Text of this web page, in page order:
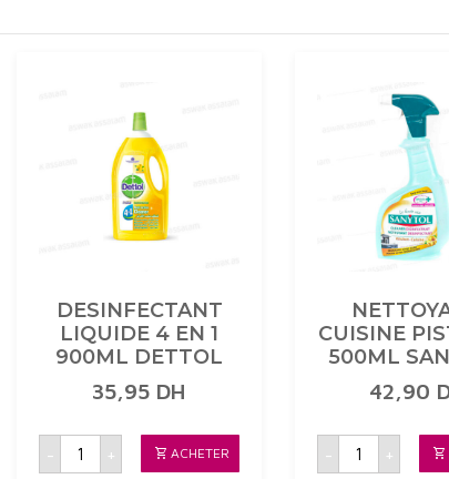
DESINFECTANT
LIQUIDE 4 EN 1
900ML DETTOL
35,95 DH
-
quantité
DESINFECTANT
+ ACHETER
CUISINE
500ML
42,90
-
quantité
NETTOYANT
+